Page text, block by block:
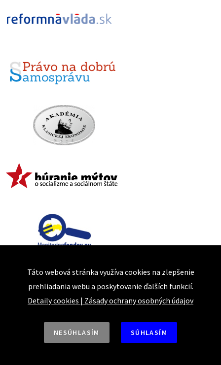
Táto webová stránka využíva cookies na zlepšenie
prehliadania webu a poskytovanie ďalších funkcií.
Detaily cookies | Zásady ochrany osobných údajov
NESÚHLASÍM SÚHLASÍM